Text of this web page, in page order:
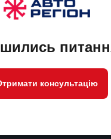
консультацію